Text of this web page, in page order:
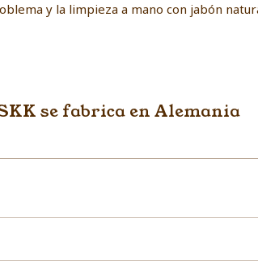
y la limpieza a mano con jabón
se fabrica en Alemania